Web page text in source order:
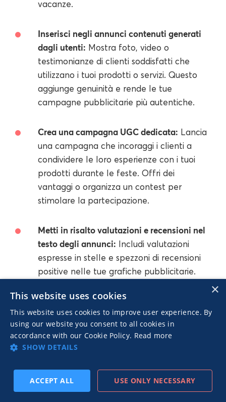
vacanze.
Inserisci negli annunci contenuti generati
dagli utenti: Mostra foto, video o
testimonianze di clienti soddisfatti che
utilizzano i tuoi prodotti o servizi. Questo
aggiunge genuinità e rende le tue
campagne pubblicitarie più autentiche.
Crea una campagna UGC dedicata: Lancia
una campagna che incoraggi i clienti a
condividere le loro esperienze con i tuoi
prodotti durante le feste. Offri dei
vantaggi o organizza un contest per
stimolare la partecipazione.
Metti in risalto valutazioni e recensioni nel
testo degli annunci: Includi valutazioni
espresse in stelle e spezzoni di recensioni
positive nelle tue grafiche pubblicitarie.
ai potenziali clienti.
Lavora con gli influencer per gli UGC:
Collabora con gli influencer del tuo settore
generati dagli utenti con i tuoi prodotti o
servizi in un ambiente natalizio.
×
This website uses cookies
This website uses cookies to improve user experience. By
using our website you consent to all cookies in
accordance with our Cookie Policy. Read more
SHOW DETAILS
ACCEPT ALL USE ONLY NECESSARY